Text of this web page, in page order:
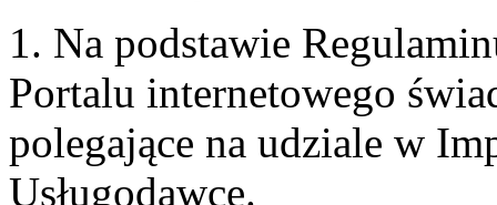
1. Na podstawie
Portalu internetowego
polegające na udziale w
Usługodawcę.